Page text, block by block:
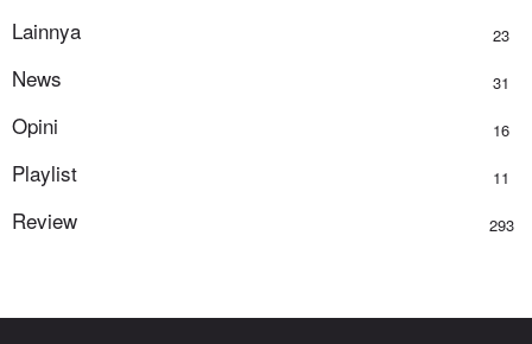
Lainnya 23
News 31
Opini 16
Playlist 11
Review 293